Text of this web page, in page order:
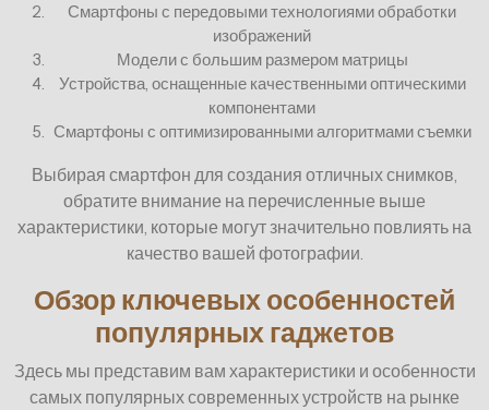
Смартфоны с передовыми технологиями обработки
изображений
Модели с большим размером матрицы
Устройства, оснащенные качественными оптическими
компонентами
Смартфоны с оптимизированными алгоритмами съемки
Выбирая смартфон для создания отличных снимков,
обратите внимание на перечисленные выше
характеристики, которые могут значительно повлиять на
качество вашей фотографии.
Обзор ключевых особенностей
популярных гаджетов
Здесь мы представим вам характеристики и особенности
самых популярных современных устройств на рынке